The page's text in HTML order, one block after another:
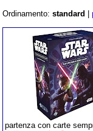
Ordinamento: standard
partenza con carte